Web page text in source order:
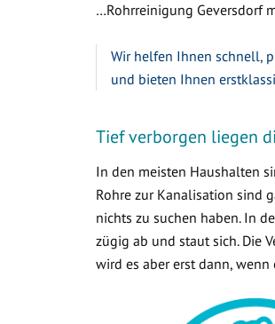
…Rohrreinigung Geversdorf
Wir helfen Ihnen schnell,
und bieten Ihnen
Tief verborgen liegen
In den meisten Haushalten
Rohre zur Kanalisation sind
nichts zu suchen haben. In
zügig ab und staut sich. Die
wird es aber erst dann, wenn